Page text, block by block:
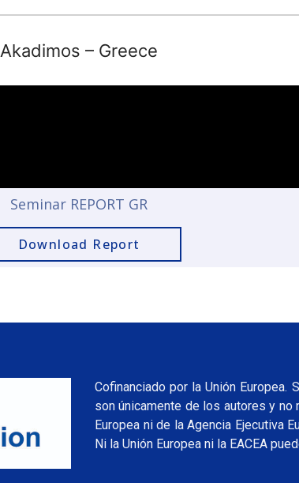
Akadimos – Greece
Seminar REPORT GR
Download Report
Cofinanciado por la Unión Europea.
son únicamente de los autores y no
Europea ni de la Agencia Ejecutiva
Ni la Unión Europea ni la EACEA